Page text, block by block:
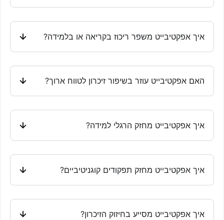
איך אפקטיבייט משפר ריכוז בקריאה או בלמידה?
האם אפקטיבייט עוזר בשיפור זיכרון לטווח ארוך?
איך אפקטיבייט מחזק הרגלי למידה?
איך אפקטיבייט מחזק תפקודים קוגניטיביים?
איך אפקטיבייט מסייע בחיזוק הזיכרון?